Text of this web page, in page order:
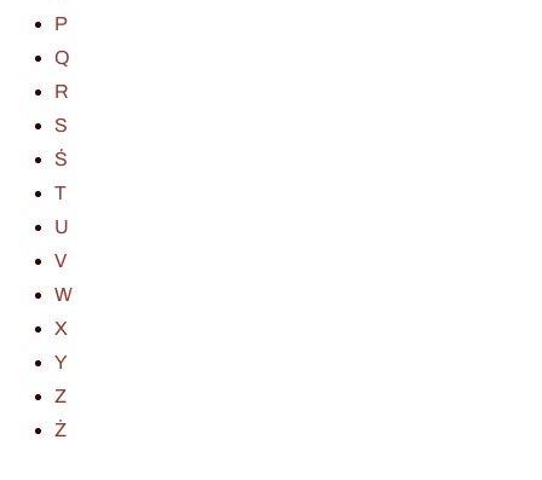
P
Q
R
S
Ś
T
U
V
W
X
Y
Z
Ż